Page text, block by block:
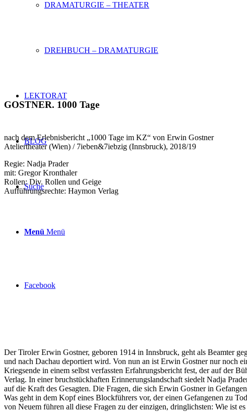
DRAMATURGIE – THEATER
DREHBUCH – DRAMATURGIE
LEKTORAT
BLOG
Suche
Menü Menü
Facebook
GOSTNER. 1000 Tage
nach dem Erlebnisbericht „1000 Tage im KZ“ von Erwin Gostner
Ateliertheater (Wien) / 7ieben&7iebzig (Innsbruck), 2018/19
Regie: Nadja Prader
mit: Gregor Kronthaler
Rollen: Div. Rollen und Geige
Aufführungsrechte: Haymon Verlag
Der Tiroler Erwin Gostner, geboren 1914 in Innsbruck, geht als Beamter
und nach Dachau deportiert wird. Von nun an ist Erwin Gostner nur noch
Kriegsende in einem selbst verfassten Erfahrungsbericht fest, der auf der
Verlag. In einer bruchstückhaften Erinnerungslandschaft siedelt Nadja
auf die Kraft des Gesagten. Die Fragen, die sich Erwin Gostner in
Was geht in dem Kopf eines Blockführers vor, der einen Gefangenen zu
von Neuem führen all diese Fragen zu der einzigen, dringlichsten: Wie ist